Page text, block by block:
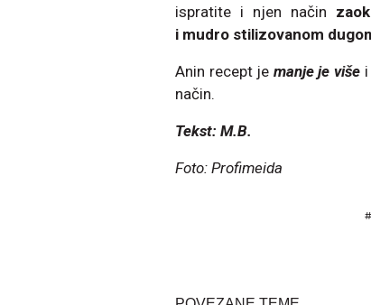
ispratite i njen način
i mudro stilizovanom
Anin recept je manje je više
način.
Tekst: M.B.
Foto: Profimeida
#